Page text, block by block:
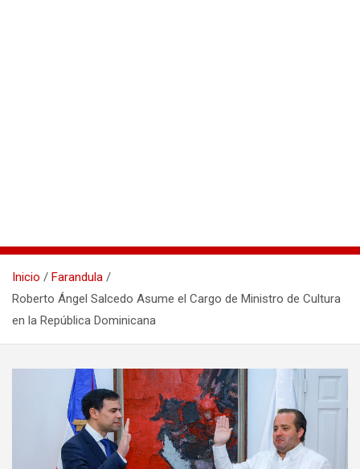
Inicio
Farandula
Roberto Ángel Salcedo Asume el Cargo de Ministro de Cultura
en la República Dominicana